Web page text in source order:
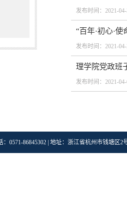
发布时间：2021-
“百年·初心·
发布时间：2021-
理学院党政班
发布时间：2021-
0571-86845302 | 地址：浙江省杭州市钱塘区